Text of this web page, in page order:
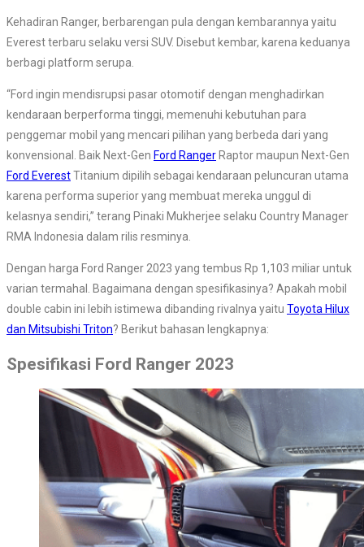
Kehadiran Ranger, berbarengan pula dengan kembarannya yaitu
Everest terbaru selaku versi SUV. Disebut kembar, karena keduanya
berbagi platform serupa.
“Ford ingin mendisrupsi pasar otomotif dengan menghadirkan
kendaraan berperforma tinggi, memenuhi kebutuhan para
penggemar mobil yang mencari pilihan yang berbeda dari yang
konvensional. Baik Next-Gen Ford Ranger Raptor maupun Next-Gen
Ford EverestTitanium dipilih sebagai kendaraan peluncuran utama
karena performa superior yang membuat mereka unggul di
kelasnya sendiri,” terang Pinaki Mukherjee selaku Country Manager
RMA Indonesia dalam rilis resminya.
Dengan harga Ford Ranger 2023 yang tembus Rp 1,103 miliar untuk
varian termahal. Bagaimana dengan spesifikasinya? Apakah mobil
double cabin ini lebih istimewa dibanding rivalnya yaitu Toyota Hilux
dan Mitsubishi Triton? Berikut bahasan lengkapnya:
Spesifikasi Ford Ranger 2023